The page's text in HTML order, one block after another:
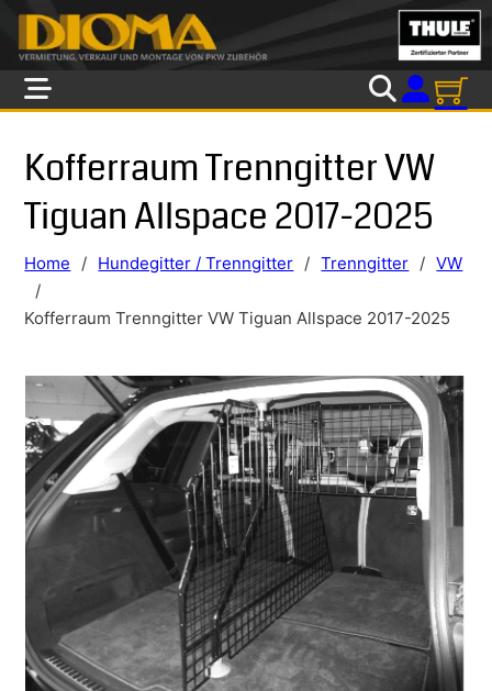
Skip to main content
Skip to footer
Kofferraum Trenngitter VW
Tiguan Allspace 2017-2025
Home / Hundegitter / Trenngitter / Trenngitter / VW
/
Kofferraum Trenngitter VW Tiguan Allspace 2017-2025